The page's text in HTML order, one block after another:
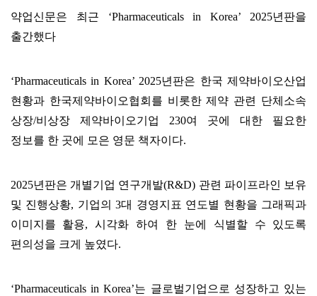
약업신문은 최근 ‘Pharmaceuticals in Korea’ 2025년판을
출간했다
‘Pharmaceuticals in Korea’ 2025년판은 한국 제약바이오산업
현황과 한국제약바이오협회를 비롯한 제약 관련 단체소속
상장/비상장 제약바이오기업 230여 곳에 대한 필요한
정보를 한 곳에 모은 영문 책자이다.
2025년판은 개별기업 연구개발(R&D) 관련 파이프라인 보유
및 진행상황, 기업의 3대 경영지표 연도별 현황을 그래픽과
이미지를 활용, 시각화 하여 한 눈에 식별할 수 있도록
편의성을 크게 높였다.
‘Pharmaceuticals in Korea’는 글로벌기업으로 성장하고 있는